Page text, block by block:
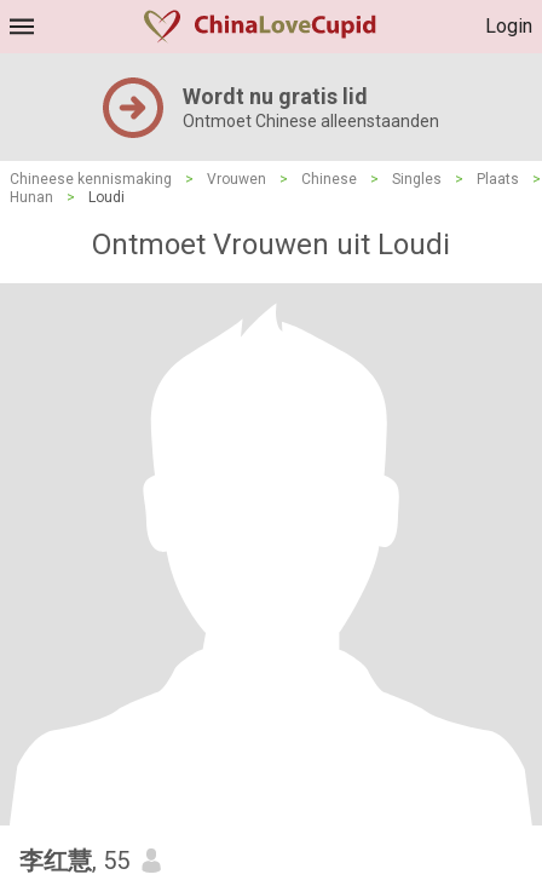
Login
Wordt nu gratis lid
Ontmoet Chinese alleenstaanden
Chineese kennismaking > Vrouwen > Chinese > Singles > Plaats
>
Hunan
> Loudi
Ontmoet Vrouwen uit Loudi
李红慧, 55